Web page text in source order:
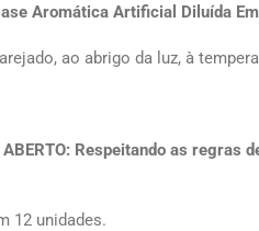
Aromática Artificial Diluída
ao abrigo da luz, à
ABERTO: Respeitando as
12 unidades.